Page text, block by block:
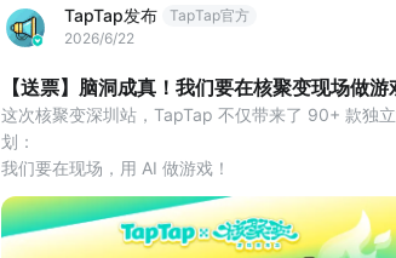
TapTap发布
TapTap官方
2026/6/22
【送票】脑洞成真！我们要在核聚变现场做游
这次核聚变深圳站，TapTap 不仅带来了 90+ 款独
划：
我们要在现场，用 AI 做游戏！
相信很多热爱游戏的朋友，或多或少都冒出过这样的
“这个玩法要是这样改会不会更好？”
“这个角色如果有另一个结局就好了。”